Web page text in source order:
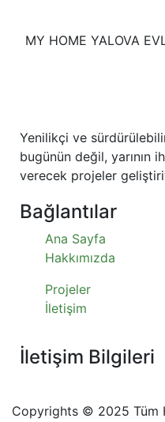
MY HOME YALOVA
Yenilikçi ve
bugünün değil, yarının
verecek projeler
Bağlantılar
Ana Sayfa
Hakkımızda
Projeler
İletişim
İletişim Bilgileri
Copyrights © 2025 Tüm